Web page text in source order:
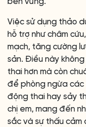
Việc sử dụng thảo
hỗ trợ như châm
mạch, tăng cường
sản. Điều này
thai hơn mà còn
để phòng ngừa các
động thai hay sảy
chị em, mang đến
sắc và sự thấu cảm